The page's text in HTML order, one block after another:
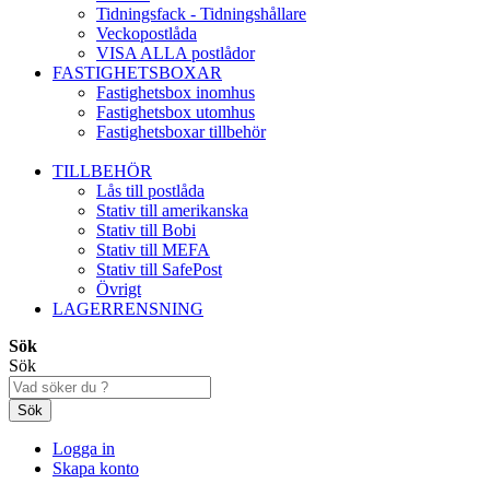
Tidningsfack - Tidningshållare
Veckopostlåda
VISA ALLA postlådor
FASTIGHETSBOXAR
Fastighetsbox inomhus
Fastighetsbox utomhus
Fastighetsboxar tillbehör
TILLBEHÖR
Lås till postlåda
Stativ till amerikanska
Stativ till Bobi
Stativ till MEFA
Stativ till SafePost
Övrigt
LAGERRENSNING
Sök
Sök
Sök
Logga in
Skapa konto